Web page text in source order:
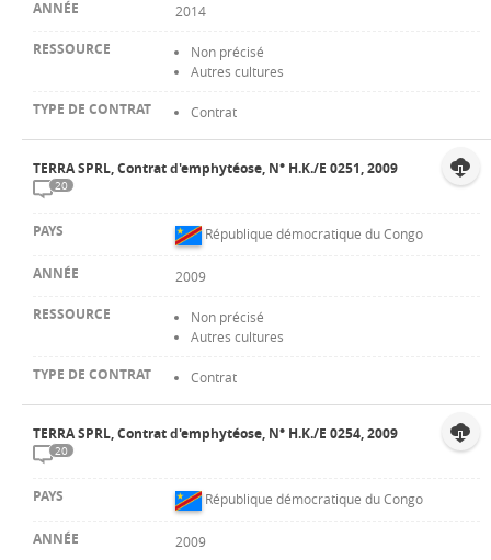
2014
Non précisé
Autres cultures
Contrat
TERRA SPRL, Contrat d'emphytéose, N° H.K./E 0251, 2009
20
République démocratique du Congo
2009
Non précisé
Autres cultures
Contrat
TERRA SPRL, Contrat d'emphytéose, N° H.K./E 0254, 2009
20
République démocratique du Congo
2009